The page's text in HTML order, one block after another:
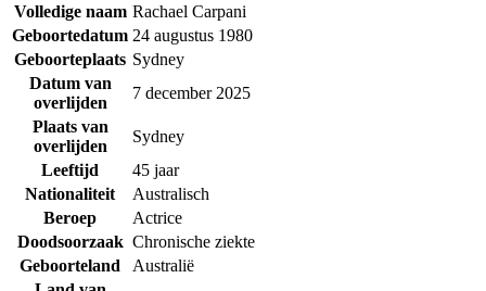
Volledige naam Rachael Carpani
Geboortedatum 24 augustus 1980
Geboorteplaats Sydney
Datum van
overlijden
7 december 2025
Plaats van
overlijden
Sydney
Leeftijd
45 jaar
Nationaliteit
Australisch
Beroep
Actrice
Doodsoorzaak Chronische ziekte
Geboorteland
Australië